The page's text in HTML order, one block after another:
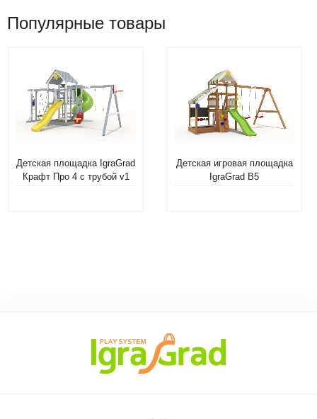
Популярные товары
Детская площадка IgraGrad
Крафт Про 4 с трубой v1
Детская игровая площадка
IgraGrad В5